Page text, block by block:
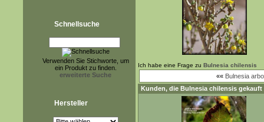
Schnellsuche
Verwenden Sie Stichworte, um
ein Produkt zu finden.
erweiterte Suche
Hersteller
Ich habe eine Frage zu Bulnesia chilensis
«« Bulnesia
Kunden, die Bulnesia chilensis gekauft